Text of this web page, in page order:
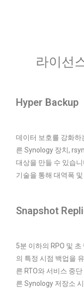
라이선
Hyper Backup
데이터 보호를 강화하
른 Synology 장치,
대상을 만들 수 있습
기술을 통해 대역폭
Snapshot
5분 이하의 RPO 및
의 특정 시점 백업을
른 RTO와 서비스 중
른Synology 저장소